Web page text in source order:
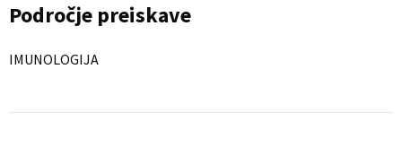
Področje preiskave
IMUNOLOGIJA